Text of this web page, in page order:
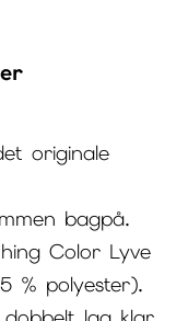
originale
bagpå.
Color Lyve
% polyester).